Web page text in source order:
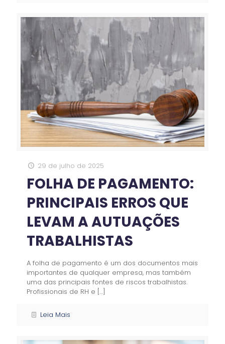
29 de julho de 2025
FOLHA DE PAGAMENTO:
PRINCIPAIS ERROS QUE
LEVAM A AUTUAÇÕES
TRABALHISTAS
A folha de pagamento é um dos documentos mais
importantes de qualquer empresa, mas também
uma das principais fontes de riscos trabalhistas.
Profissionais de RH e […]
Leia Mais